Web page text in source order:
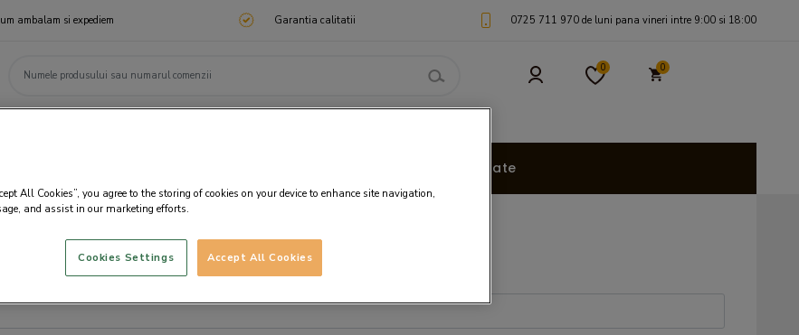
ambalam si expediem Garantia calitatii 0725 711 970 de luni pana vineri intre 9:00 si 18:00
0 0
Cadouri Personalizate
All Cookies”, you agree to the storing of cookies on your device to enhance site navigation,
and assist in our marketing efforts.
Accept All Cookies
Cookies Settings